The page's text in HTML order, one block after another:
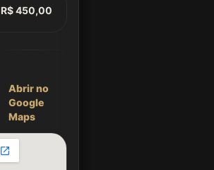
R$ 450,00
Abrir no
Google
Maps